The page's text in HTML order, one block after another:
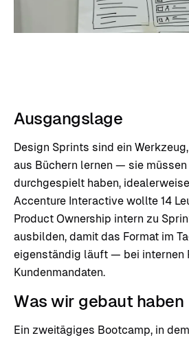
Ausgangslage
Design Sprints sind ein
aus Büchern lernen — sie
durchgespielt haben,
Accenture Interactive wollte 14
Product Ownership intern zu
ausbilden, damit das Format im
eigenständig läuft — bei internen
Kundenmandaten.
Was wir gebaut haben
Ein zweitägiges Bootcamp, in